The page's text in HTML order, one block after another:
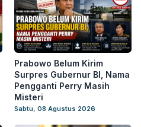
Prabowo Belum Kirim
Surpres Gubernur BI, Nama
Pengganti Perry Masih
Misteri
Sabtu, 08 Agustus 2026